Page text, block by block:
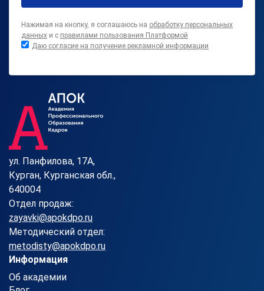
Нажимая на кнопку, я соглашаюсь на обработку персональных
данных и с правилами пользования Платформой
Даю согласие на получение рекламной информации
ул. Панфилова, 17А,
Курган, Курганская обл.,
640004
Отдел продаж:
zayavki@apokdpo.ru
Методический отдел:
metodisty@apokdpo.ru
Информация
Об академии